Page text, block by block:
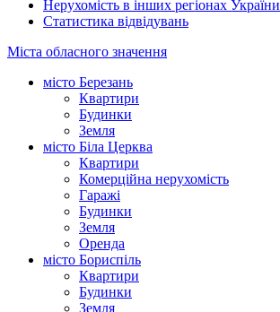
Нерухомість в інших регіонах України
Статистика відвідувань
Міста обласного значення
місто Березань
Квартири
Будинки
Земля
місто Біла Церква
Квартири
Комерційна нерухомість
Гаражі
Будинки
Земля
Оренда
місто Бориспіль
Квартири
Будинки
Земля